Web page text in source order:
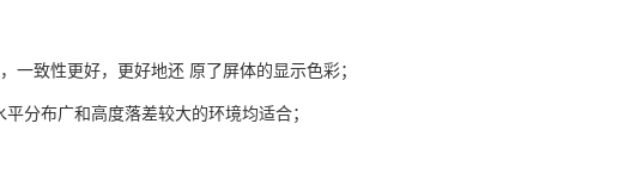
一致性更好，更好地还 原了屏体的显示色彩；
分布广和高度落差较大的环境均适合；